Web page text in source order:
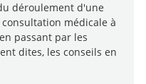
déroulement d'une
médicale à
passant par les
dites, les conseils en